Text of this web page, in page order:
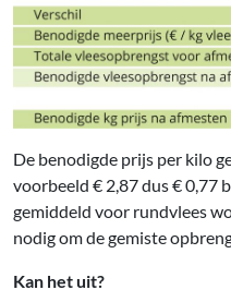
De benodigde prijs per kilo
voorbeeld € 2,87 dus € 0,77
gemiddeld voor rundvlees
nodig om de gemiste
Kan het uit?